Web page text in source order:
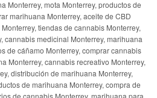
Monterrey, mota Monterrey, productos de
marihuana Monterrey, aceite de CBD
tiendas de cannabis Monterrey,
cannabis medicinal Monterrey, marihuana
de cáñamo Monterrey, comprar cannabis
Monterrey, cannabis recreativo Monterrey,
distribución de marihuana Monterrey,
de marihuana Monterrey, compra de
de cannabis Monterrey, marihuana para